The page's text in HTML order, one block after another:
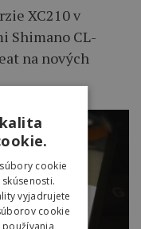
XC210 v
Shimano CL-
na nových
cookie
vyjadrujete
cookie